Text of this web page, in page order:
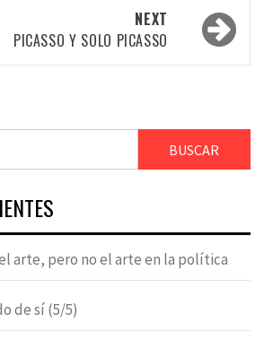
NEXT
PICASSO Y SOLO PICASSO
arte, pero no el arte en la política
de sí (5/5)